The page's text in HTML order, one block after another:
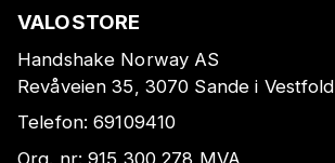
VALOSTORE
Handshake Norway AS
Revåveien 35, 3070 Sande i Vestfold
Telefon:69109410
Org. nr:915 300 278 MVA